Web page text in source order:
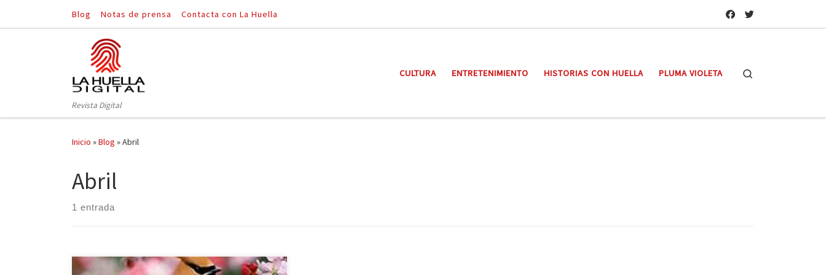
Saltar al contenido
Blog Notas de prensa Contacta con La Huella
Revista Digital
CULTURA ENTRETENIMIENTO HISTORIAS CON HUELLA PLUMA VIOLETA
Inicio »Blog »Abril
Abril
1 entrada